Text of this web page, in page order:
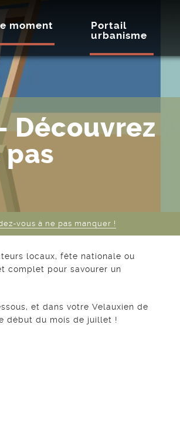
moment
Portail
urbanisme
Découvrez
pas
vous à ne pas manquer !
locaux, fête nationale ou
complet pour savourer un
et dans votre Velauxien de
début du mois de juillet !